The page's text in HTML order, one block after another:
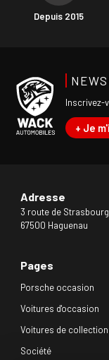
Depuis 2015
Inscrivez-
+ Je
Adresse
3 route de Strasbourg
67500 Haguenau
Pages
Porsche occasion
Voitures d'occasion
Voitures de collection
Société